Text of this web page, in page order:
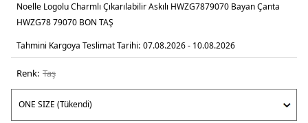
Noelle Logolu Charmlı Çıkarılabilir Askılı HWZG7879070 Bayan Çanta
HWZG78 79070 BON TAŞ
Tahmini Kargoya Teslimat Tarihi: 07.08.2026 - 10.08.2026
Renk: taş